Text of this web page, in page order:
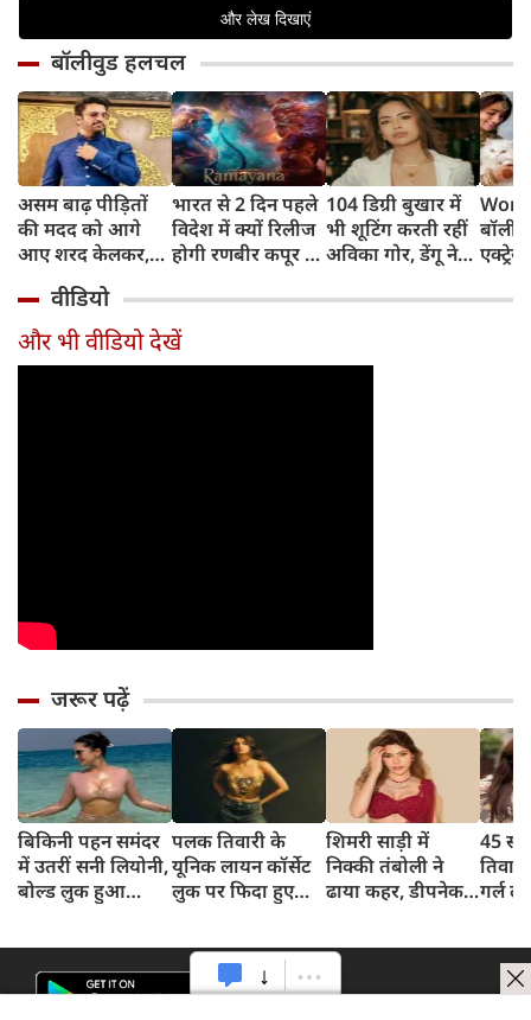
बॉलीवुड हलचल
असम बाढ़ पीड़ितों
की मदद को आगे
आए शरद केलकर,
साथ की भावुक
अपील
भारत से 2 दिन पहले
विदेश में क्यों रिलीज
होगी रणबीर कपूर की
मल्होत्रा ने बताया
रिलीज प्लान
104 डिग्री बुखार में
भी शूटिंग करती रहीं
अविका गोर, डेंगू ने
अस्पताल में भर्ती
प्यार
वीडियो
और भी वीडियो देखें
जरूर पढ़ें
बिकिनी पहन समंदर
में उतरीं सनी लियोनी,
बोल्ड लुक हुआ
पलक तिवारी के
यूनिक लायन कॉर्सेट
लुक पर फिदा हुए
शिमरी साड़ी में
निक्की तंबोली ने
ढाया कहर, डीपनेक
45
गर्ल